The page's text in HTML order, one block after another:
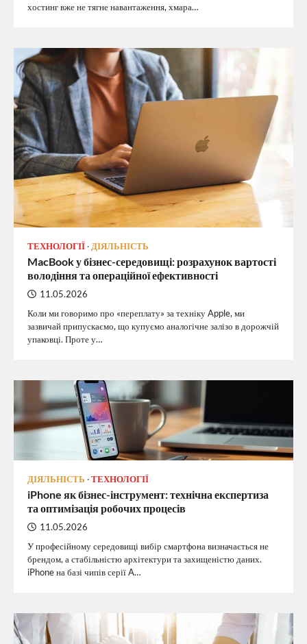
хостинг вже не тягне навантаження, хмара…
ТЕХНОЛОГІЇ ДІЯЛЬНІСТЬ
MacBook у бізнес-середовищі: розрахунок вартості
володіння та операційної ефективності
11.05.2026
Коли ми говоримо про «переплату» за техніку Apple, ми
зазвичай припускаємо, що купуємо аналогічне залізо в дорожчій
упаковці. Проте у…
ДІЯЛЬНІСТЬ ТЕХНОЛОГІЇ
iPhone як бізнес-інструмент: технічна експертиза
та оптимізація робочих процесів
11.05.2026
У професійному середовищі вибір смартфона визначається не
брендом, а стабільністю архітектури та захищеністю даних.
iPhone на базі чипів серії A…